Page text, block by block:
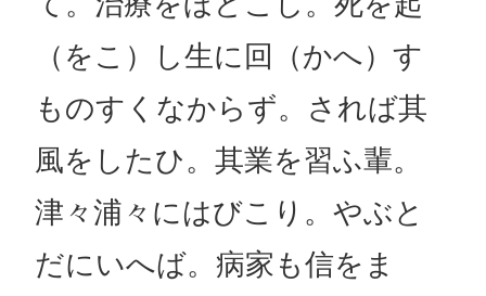
（をこ）し生に回（かへ）す
ものすくなからず。されば其
風をしたひ。其業を習ふ輩。
津々浦々にはびこり。やぶと
だにいへば。病家も信をま